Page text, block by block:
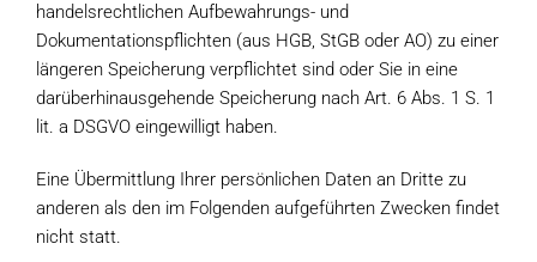
handelsrechtlichen Aufbewahrungs- und
Dokumentationspflichten (aus HGB, StGB oder AO) zu einer
längeren Speicherung verpflichtet sind oder Sie in eine
darüberhinausgehende Speicherung nach Art. 6 Abs. 1 S. 1
lit. a DSGVO eingewilligt haben.
Eine Übermittlung Ihrer persönlichen Daten an Dritte zu
anderen als den im Folgenden aufgeführten Zwecken findet
nicht statt.